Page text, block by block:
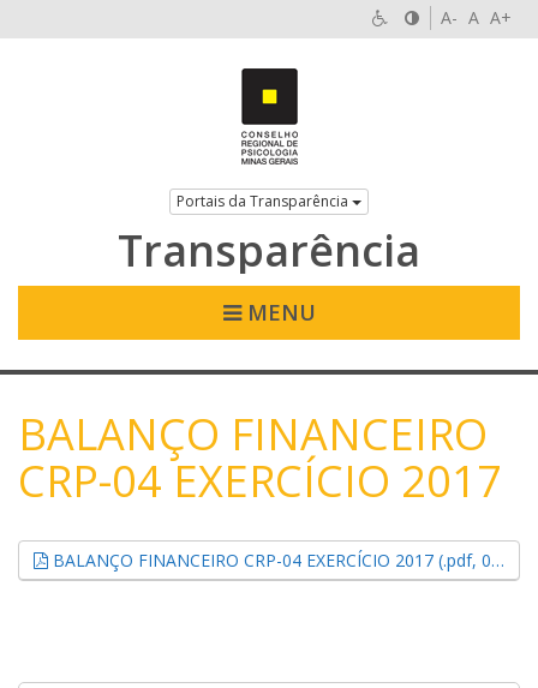
A- A A+
Portais da Transparência
Transparência
MENU
BALANÇO FINANCEIRO
CRP-04 EXERCÍCIO 2017
BALANÇO FINANCEIRO CRP-04 EXERCÍCIO 2017 (.pdf, 0,07 MB)